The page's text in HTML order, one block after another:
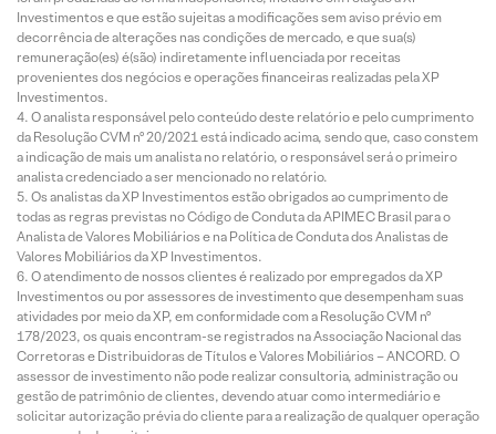
Investimentos e que estão sujeitas a modificações sem aviso prévio em
decorrência de alterações nas condições de mercado, e que sua(s)
remuneração(es) é(são) indiretamente influenciada por receitas
provenientes dos negócios e operações financeiras realizadas pela XP
Investimentos.
O analista responsável pelo conteúdo deste relatório e pelo cumprimento
da Resolução CVM nº 20/2021 está indicado acima, sendo que, caso constem
a indicação de mais um analista no relatório, o responsável será o primeiro
analista credenciado a ser mencionado no relatório.
Os analistas da XP Investimentos estão obrigados ao cumprimento de
todas as regras previstas no Código de Conduta da APIMEC Brasil para o
Analista de Valores Mobiliários e na Política de Conduta dos Analistas de
Valores Mobiliários da XP Investimentos.
O atendimento de nossos clientes é realizado por empregados da XP
Investimentos ou por assessores de investimento que desempenham suas
atividades por meio da XP, em conformidade com a Resolução CVM nº
178/2023, os quais encontram-se registrados na Associação Nacional das
Corretoras e Distribuidoras de Títulos e Valores Mobiliários – ANCORD. O
assessor de investimento não pode realizar consultoria, administração ou
gestão de patrimônio de clientes, devendo atuar como intermediário e
solicitar autorização prévia do cliente para a realização de qualquer operação